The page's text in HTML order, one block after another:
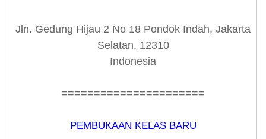
Jln. Gedung Hijau 2 No 18 Pondok Indah, Jakarta
Selatan, 12310
Indonesia
======================
PEMBUKAAN KELAS BARU